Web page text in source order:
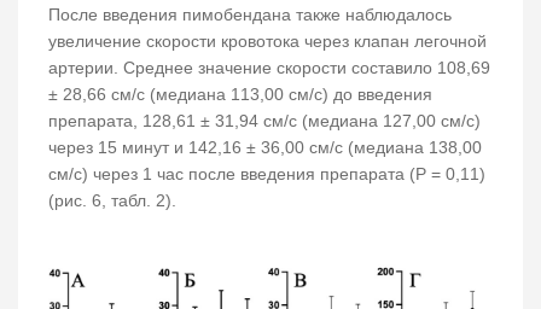
После введения пимобендана также наблюдалось
увеличение скорости кровотока через клапан легочной
артерии. Среднее значение скорости составило 108,69
± 28,66 см/с (медиана 113,00 см/с) до введения
препарата, 128,61 ± 31,94 см/с (медиана 127,00 см/с)
через 15 минут и 142,16 ± 36,00 см/с (медиана 138,00
см/с) через 1 час после введения препарата (Р = 0,11)
(рис. 6, табл. 2).